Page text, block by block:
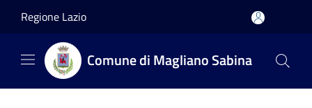
Regione Lazio
Comune di Magliano Sabina